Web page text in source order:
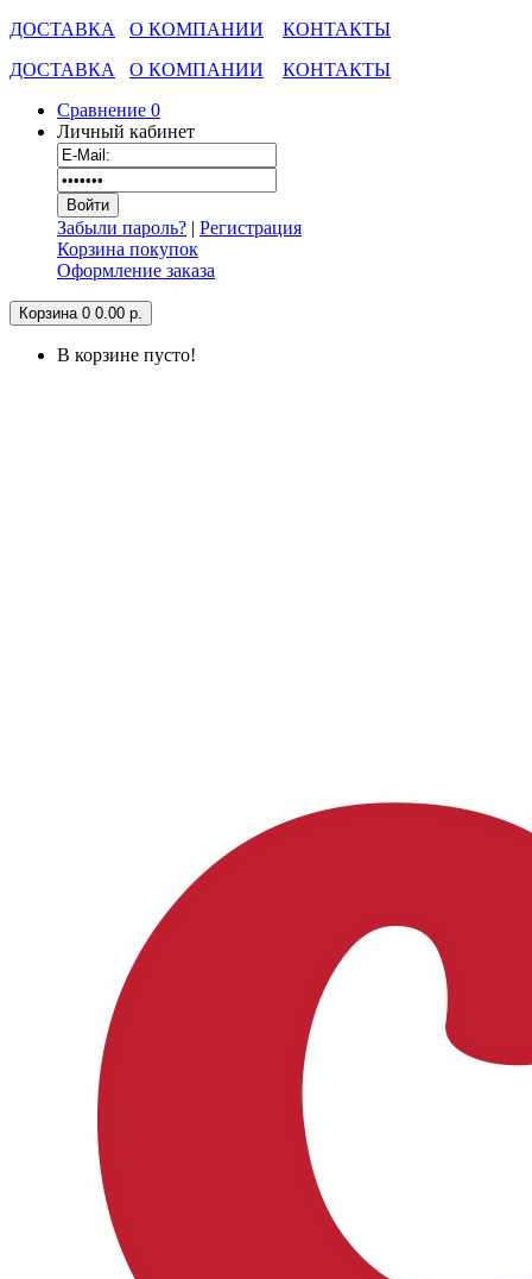
ДОСТАВКА О КОМПАНИИ
КОНТАКТЫ
ДОСТАВКА
О КОМПАНИИ
КОНТАКТЫ
Сравнение 0
Личный кабинет
Забыли пароль? | Регистрация
Корзина покупок
Оформление заказа
Корзина 0 0.00 р.
В корзине пусто!